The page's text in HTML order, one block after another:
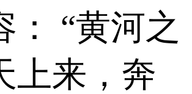
： “黄河之
上来，奔